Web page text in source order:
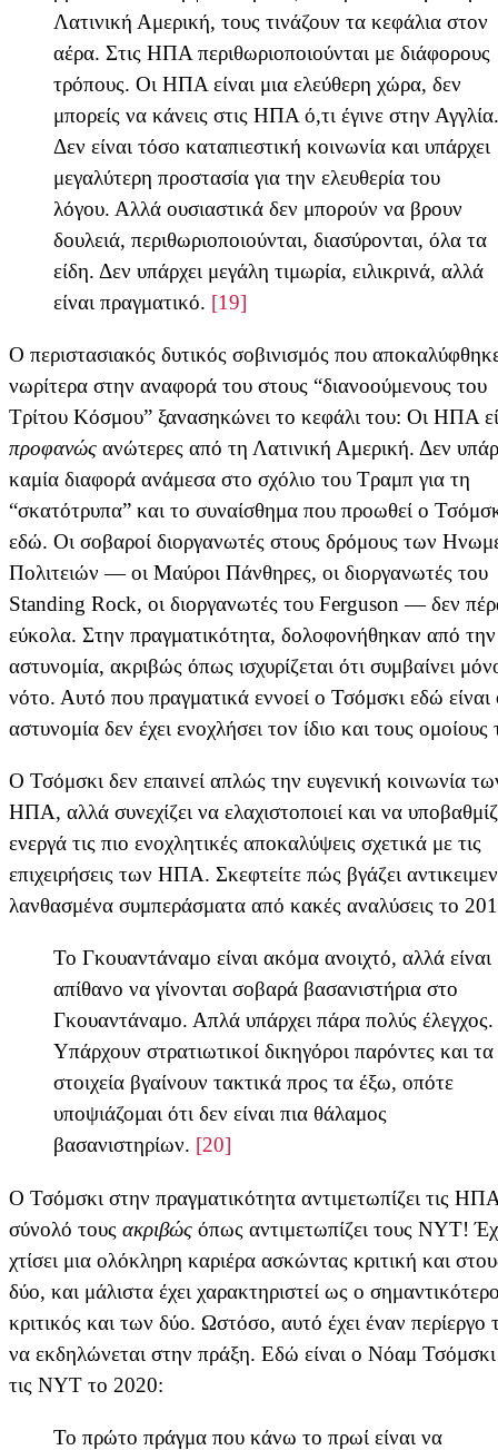
Λατινική Αμερική, τους τινάζουν τα κεφάλια στον
αέρα. Στις ΗΠΑ περιθωριοποιούνται με διάφορους
τρόπους. Οι ΗΠΑ είναι μια ελεύθερη χώρα, δεν
μπορείς να κάνεις στις ΗΠΑ ό,τι έγινε στην Αγγλία.
Δεν είναι τόσο καταπιεστική κοινωνία και υπάρχει
μεγαλύτερη προστασία για την ελευθερία του
λόγου. Αλλά ουσιαστικά δεν μπορούν να βρουν
δουλειά, περιθωριοποιούνται, διασύρονται, όλα τα
είδη. Δεν υπάρχει μεγάλη τιμωρία, ειλικρινά, αλλά
είναι πραγματικό. [19]
Ο περιστασιακός δυτικός σοβινισμός που
νωρίτερα στην αναφορά του στους “διανοούμενους του
Τρίτου Κόσμου” ξανασηκώνει το κεφάλι του: Οι ΗΠΑ
προφανώς ανώτερες από τη Λατινική Αμερική. Δεν
καμία διαφορά ανάμεσα στο σχόλιο του Τραμπ για τη
“σκατότρυπα” και το συναίσθημα που προωθεί ο
εδώ. Οι σοβαροί διοργανωτές στους δρόμους των
Πολιτειών — οι Μαύροι Πάνθηρες, οι διοργανωτές του
Standing Rock, οι διοργανωτές του Ferguson — δεν
εύκολα. Στην πραγματικότητα, δολοφονήθηκαν από την
αστυνομία, ακριβώς όπως ισχυρίζεται ότι συμβαίνει
νότο. Αυτό που πραγματικά εννοεί ο Τσόμσκι εδώ είναι
αστυνομία δεν έχει ενοχλήσει τον ίδιο και τους ομοίους
Ο Τσόμσκι δεν επαινεί απλώς την ευγενική κοινωνία
ΗΠΑ, αλλά συνεχίζει να ελαχιστοποιεί και να
ενεργά τις πιο ενοχλητικές αποκαλύψεις σχετικά με τις
επιχειρήσεις των ΗΠΑ. Σκεφτείτε πώς βγάζει
λανθασμένα συμπεράσματα από κακές αναλύσεις το
Το Γκουαντάναμο είναι ακόμα ανοιχτό, αλλά είναι
απίθανο να γίνονται σοβαρά βασανιστήρια στο
Γκουαντάναμο. Απλά υπάρχει πάρα πολύς έλεγχος.
Υπάρχουν στρατιωτικοί δικηγόροι παρόντες και τα
στοιχεία βγαίνουν τακτικά προς τα έξω, οπότε
υποψιάζομαι ότι δεν είναι πια θάλαμος
βασανιστηρίων. [20]
Ο Τσόμσκι στην πραγματικότητα αντιμετωπίζει τις
σύνολό τους ακριβώς όπως αντιμετωπίζει τους NYT!
χτίσει μια ολόκληρη καριέρα ασκώντας κριτική και
δύο, και μάλιστα έχει χαρακτηριστεί ως ο
κριτικός και των δύο. Ωστόσο, αυτό έχει έναν περίεργο
να εκδηλώνεται στην πράξη. Εδώ είναι ο Νόαμ Τσόμσκι
τις NYT το 2020:
Το πρώτο πράγμα που κάνω το πρωί είναι να